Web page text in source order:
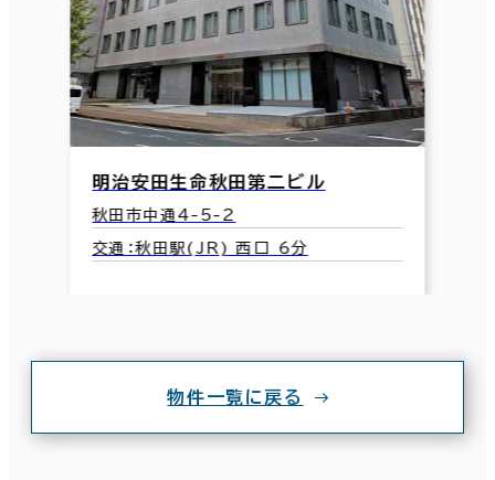
明治安田生命秋田第二ビル
秋田市中通4-5-2
交通：秋田駅(JR) 西口 6分
物件一覧に戻る